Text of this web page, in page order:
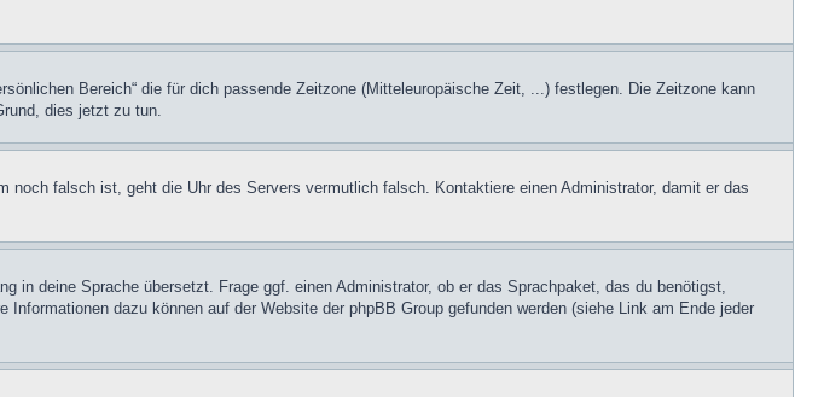
Bereich“ die für dich passende Zeitzone (Mitteleuropäische Zeit, ...) festlegen. Die Zeitzone kann
dies jetzt zu tun.
falsch ist, geht die Uhr des Servers vermutlich falsch. Kontaktiere einen Administrator, damit er das
in deine Sprache übersetzt. Frage ggf. einen Administrator, ob er das Sprachpaket, das du benötigst,
dazu können auf der Website der phpBB Group gefunden werden (siehe Link am Ende jeder